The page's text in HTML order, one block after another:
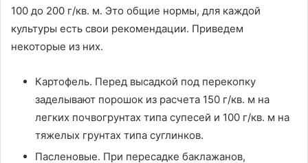
100 до 200 г/кв. м. Это общие нормы, для каждой
культуры есть свои рекомендации. Приведем
некоторые из них.
Картофель. Перед высадкой под перекопку
заделывают порошок из расчета 150 г/кв. м на
легких почвогрунтах типа супесей и 100 г/кв. м на
тяжелых грунтах типа суглинков.
Пасленовые. При пересадке баклажанов,